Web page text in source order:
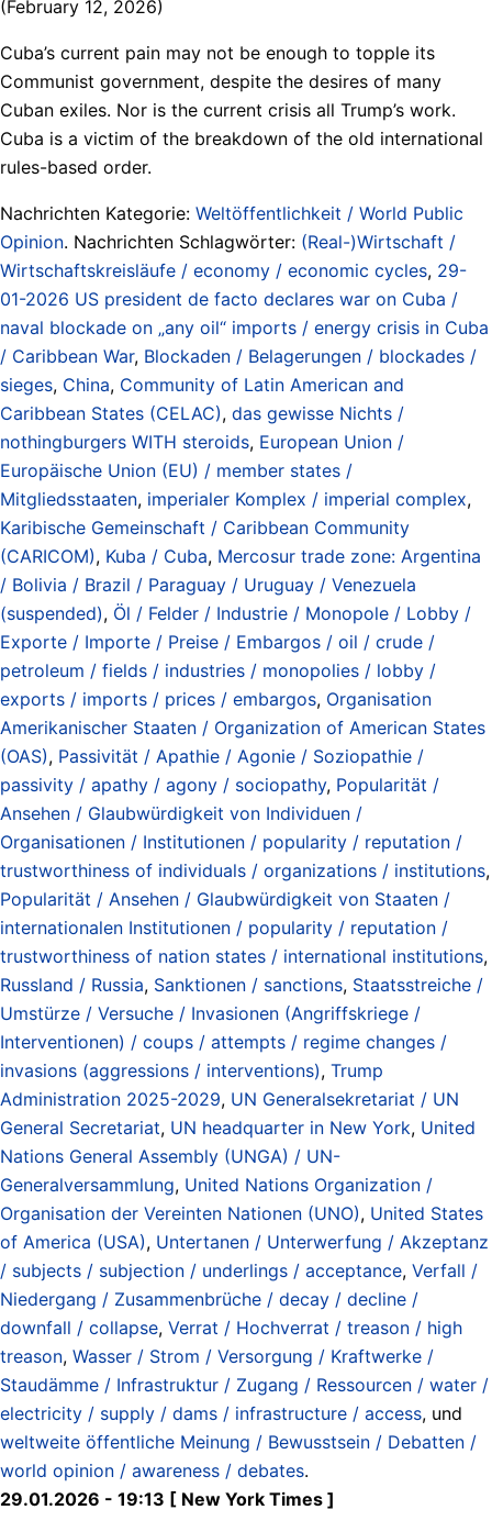
(February 12, 2026)
Cuba’s current pain may not be enough to topple its
Communist government, despite the desires of many
Cuban exiles. Nor is the current crisis all Trump’s work.
Cuba is a victim of the breakdown of the old international
rules-based order.
Nachrichten Kategorie: Weltöffentlichkeit / World Public
Opinion. Nachrichten Schlagwörter: (Real-)Wirtschaft /
Wirtschaftskreisläufe / economy / economic cycles, 29-
01-2026 US president de facto declares war on Cuba /
naval blockade on „any oil“ imports / energy crisis in Cuba
/ Caribbean War, Blockaden / Belagerungen / blockades /
sieges, China, Community of Latin American and
Caribbean States (CELAC), das gewisse Nichts /
nothingburgers WITH steroids, European Union /
Europäische Union (EU) / member states /
Mitgliedsstaaten, imperialer Komplex / imperial complex,
Karibische Gemeinschaft / Caribbean Community
(CARICOM), Kuba / Cuba, Mercosur trade zone: Argentina
/ Bolivia / Brazil / Paraguay / Uruguay / Venezuela
(suspended), Öl / Felder / Industrie / Monopole / Lobby /
Exporte / Importe / Preise / Embargos / oil / crude /
petroleum / fields / industries / monopolies / lobby /
exports / imports / prices / embargos, Organisation
Amerikanischer Staaten / Organization of American States
(OAS), Passivität / Apathie / Agonie / Soziopathie /
passivity / apathy / agony / sociopathy, Popularität /
Ansehen / Glaubwürdigkeit von Individuen /
Organisationen / Institutionen / popularity / reputation /
trustworthiness of individuals / organizations / institutions,
Popularität / Ansehen / Glaubwürdigkeit von Staaten /
internationalen Institutionen / popularity / reputation /
trustworthiness of nation states / international institutions,
Russland / Russia, Sanktionen / sanctions, Staatsstreiche /
Umstürze / Versuche / Invasionen (Angriffskriege /
Interventionen) / coups / attempts / regime changes /
invasions (aggressions / interventions), Trump
Administration 2025-2029, UN Generalsekretariat / UN
General Secretariat, UN headquarter in New York, United
Nations General Assembly (UNGA) / UN-
Generalversammlung, United Nations Organization /
Organisation der Vereinten Nationen (UNO), United States
of America (USA), Untertanen / Unterwerfung / Akzeptanz
/ subjects / subjection / underlings / acceptance, Verfall /
Niedergang / Zusammenbrüche / decay / decline /
downfall / collapse, Verrat / Hochverrat / treason / high
treason, Wasser / Strom / Versorgung / Kraftwerke /
Staudämme / Infrastruktur / Zugang / Ressourcen / water /
electricity / supply / dams / infrastructure / access, und
weltweite öffentliche Meinung / Bewusstsein / Debatten /
world opinion / awareness / debates.
29.01.2026 - 19:13 [ New York Times ]